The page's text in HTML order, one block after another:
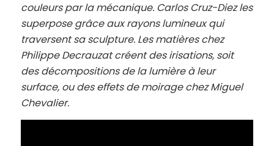
couleurs par la mécanique. Carlos Cruz-Diez les
superpose grâce aux rayons lumineux qui
traversent sa sculpture. Les matières chez
Philippe Decrauzat créent des irisations, soit
des décompositions de la lumière à leur
surface, ou des effets de moirage chez Miguel
Chevalier.